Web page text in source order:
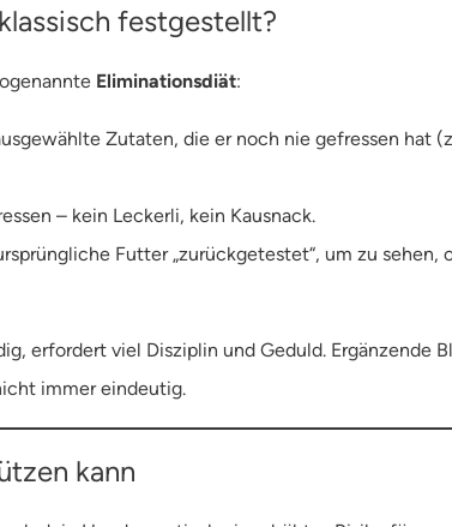
festgestellt?
Eliminationsdiät:
Zutaten, die er noch nie gefressen hat
– kein Leckerli, kein Kausnack.
Futter „zurückgetestet“, um zu sehen,
erfordert viel Disziplin und Geduld. Ergänzende
immer eindeutig.
kann